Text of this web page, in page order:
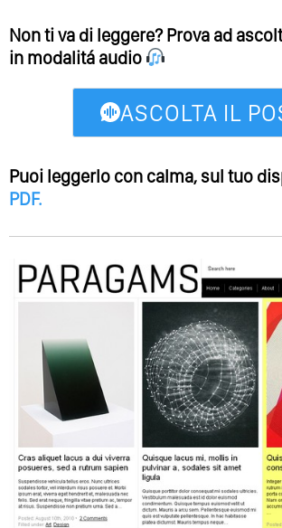
Non ti va di leggere? Prova ad
in modalitá audio
ASCOLTA IL
Puoi leggerlo con calma, sul tuo
PDF.